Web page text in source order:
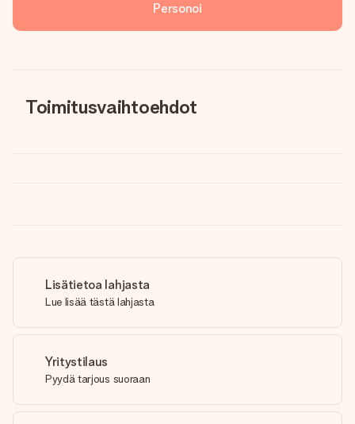
Personoi
Toimitusvaihtoehdot
Lisätietoa lahjasta
Lue lisää tästä lahjasta
Yritystilaus
Pyydä tarjous suoraan